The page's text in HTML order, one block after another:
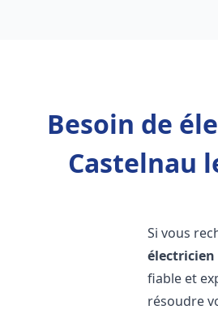
Besoin de
Castelnau
Si vous
électricien
fiable et
résoudre